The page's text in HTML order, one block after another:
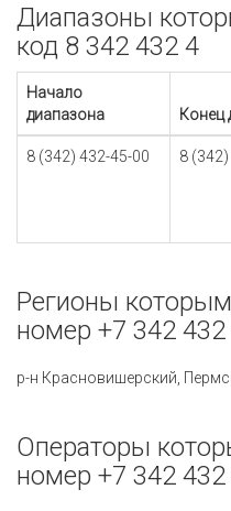
Диапазоны
код 8 342 432 4
Начало
диапазона
Конец
8 (342) 432-45-00 8
Регионы
номер +7 342 432
р-н Красновишерский,
Операторы
номер +7 342 432